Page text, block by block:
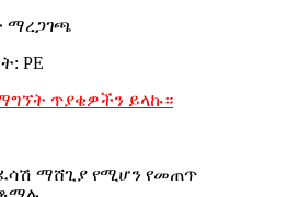
ማረጋገጫ
PE
ጥያቄዎችን ይላኩ።